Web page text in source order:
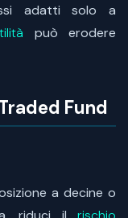
adatti solo a
può erodere
Fund
a decine o